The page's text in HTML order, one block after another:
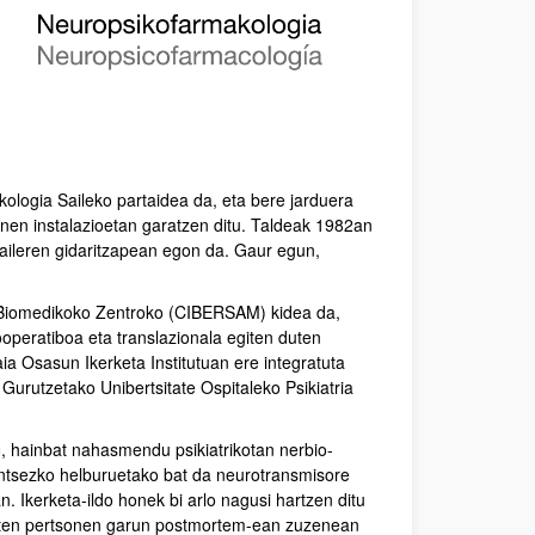
Saileko partaidea da, eta bere jarduera
instalazioetan garatzen ditu. Taldeak 1982an
gidaritzapean egon da. Gaur egun,
Zentroko (CIBERSAM) kidea da,
eta translazionala egiten duten
Osasun Ikerketa Institutuan ere integratuta
Unibertsitate Ospitaleko Psikiatria
nahasmendu psikiatrikotan nerbio-
helburuetako bat da neurotransmisore
Ikerketa-ildo honek bi arlo nagusi hartzen ditu
pertsonen garun postmortem-ean zuzenean